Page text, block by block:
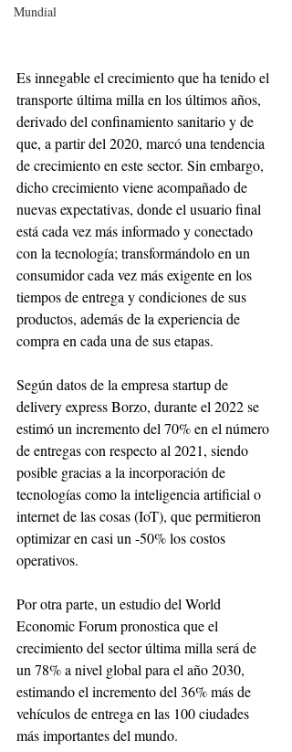
Mundial
Es innegable el crecimiento que ha tenido el
transporte última milla en los últimos años,
derivado del confinamiento sanitario y de
que, a partir del 2020, marcó una tendencia
de crecimiento en este sector. Sin embargo,
dicho crecimiento viene acompañado de
nuevas expectativas, donde el usuario final
está cada vez más informado y conectado
con la tecnología; transformándolo en un
consumidor cada vez más exigente en los
tiempos de entrega y condiciones de sus
productos, además de la experiencia de
compra en cada una de sus etapas.
Según datos de la empresa startup de
delivery express Borzo, durante el 2022 se
estimó un incremento del 70% en el número
de entregas con respecto al 2021, siendo
posible gracias a la incorporación de
tecnologías como la inteligencia artificial o
internet de las cosas (IoT), que permitieron
optimizar en casi un -50% los costos
operativos.
Por otra parte, un estudio del World
Economic Forum pronostica que el
crecimiento del sector última milla será de
un 78% a nivel global para el año 2030,
estimando el incremento del 36% más de
vehículos de entrega en las 100 ciudades
más importantes del mundo.